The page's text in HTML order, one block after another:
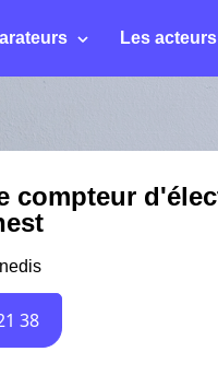
Les acteurs